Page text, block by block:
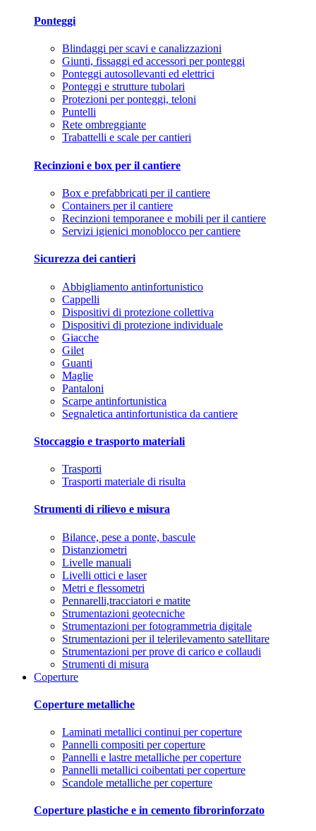
Ponteggi
Blindaggi per scavi e canalizzazioni
Giunti, fissaggi ed accessori per ponteggi
Ponteggi autosollevanti ed elettrici
Ponteggi e strutture tubolari
Protezioni per ponteggi, teloni
Puntelli
Rete ombreggiante
Trabattelli e scale per cantieri
Recinzioni e box per il cantiere
Box e prefabbricati per il cantiere
Containers per il cantiere
Recinzioni temporanee e mobili per il cantiere
Servizi igienici monoblocco per cantiere
Sicurezza dei cantieri
Abbigliamento antinfortunistico
Cappelli
Dispositivi di protezione collettiva
Dispositivi di protezione individuale
Giacche
Gilet
Guanti
Maglie
Pantaloni
Scarpe antinfortunistica
Segnaletica antinfortunistica da cantiere
Stoccaggio e trasporto materiali
Trasporti
Trasporti materiale di risulta
Strumenti di rilievo e misura
Bilance, pese a ponte, bascule
Distanziometri
Livelle manuali
Livelli ottici e laser
Metri e flessometri
Pennarelli,tracciatori e matite
Strumentazioni geotecniche
Strumentazioni per fotogrammetria digitale
Strumentazioni per il telerilevamento satellitare
Strumentazioni per prove di carico e collaudi
Strumenti di misura
Coperture
Coperture metalliche
Laminati metallici continui per coperture
Pannelli compositi per coperture
Pannelli e lastre metalliche per coperture
Pannelli metallici coibentati per coperture
Scandole metalliche per coperture
Coperture plastiche e in cemento fibrorinforzato